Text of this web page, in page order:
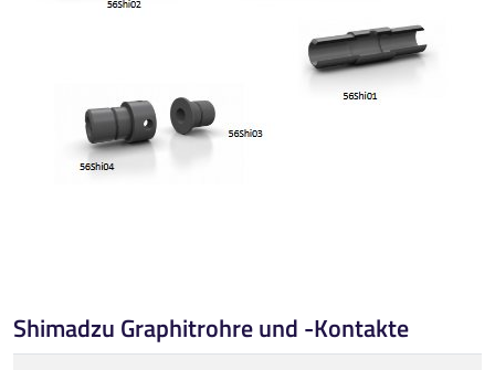
Shimadzu Graphitrohre und -Kontakte